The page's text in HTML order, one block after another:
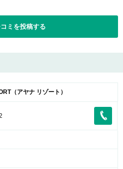
ミを投稿する
（アヤナ リゾート）